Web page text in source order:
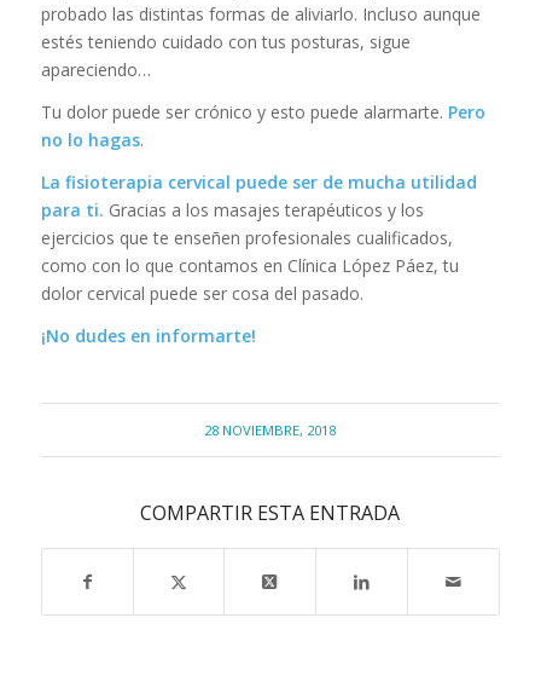
probado las distintas formas de aliviarlo. Incluso aunque
estés teniendo cuidado con tus posturas, sigue
apareciendo…
Tu dolor puede ser crónico y esto puede alarmarte. Pero
no lo hagas.
La fisioterapia cervical puede ser de mucha utilidad
para ti. Gracias a los masajes terapéuticos y los
ejercicios que te enseñen profesionales cualificados,
como con lo que contamos en Clínica López Páez, tu
dolor cervical puede ser cosa del pasado.
¡No dudes en informarte!
28 NOVIEMBRE, 2018
COMPARTIR ESTA ENTRADA